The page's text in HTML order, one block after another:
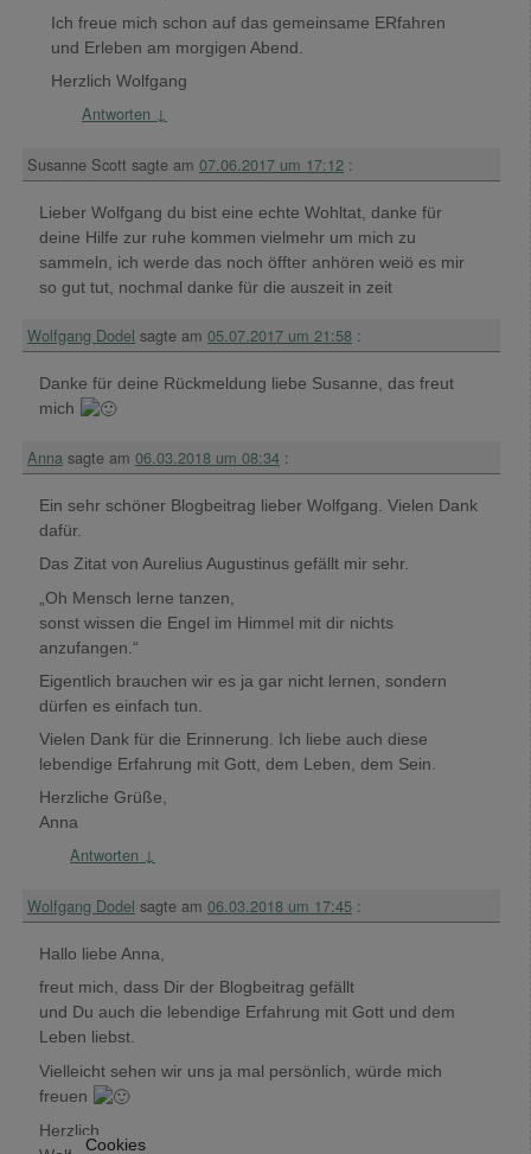
Ich freue mich schon auf das gemeinsame ERfahren
und Erleben am morgigen Abend.
Herzlich Wolfgang
Antworten ↓
Susanne Scott sagte am 07.06.2017 um 17:12 :
Lieber Wolfgang du bist eine echte Wohltat, danke für
deine Hilfe zur ruhe kommen vielmehr um mich zu
sammeln, ich werde das noch öffter anhören weiö es mir
so gut tut, nochmal danke für die auszeit in zeit
Wolfgang Dodel sagte am 05.07.2017 um 21:58 :
Danke für deine Rückmeldung liebe Susanne, das freut
mich
Anna sagte am 06.03.2018 um 08:34 :
Ein sehr schöner Blogbeitrag lieber Wolfgang. Vielen Dank
dafür.
Das Zitat von Aurelius Augustinus gefällt mir sehr.
„Oh Mensch lerne tanzen,
sonst wissen die Engel im Himmel mit dir nichts
anzufangen.“
Eigentlich brauchen wir es ja gar nicht lernen, sondern
dürfen es einfach tun.
Vielen Dank für die Erinnerung. Ich liebe auch diese
lebendige Erfahrung mit Gott, dem Leben, dem Sein.
Herzliche Grüße,
Anna
Antworten ↓
Wolfgang Dodel sagte am 06.03.2018 um 17:45 :
Hallo liebe Anna,
freut mich, dass Dir der Blogbeitrag gefällt
und Du auch die lebendige Erfahrung mit Gott und dem
Leben liebst.
Vielleicht sehen wir uns ja mal persönlich, würde mich
freuen
Herzlich
Cookies